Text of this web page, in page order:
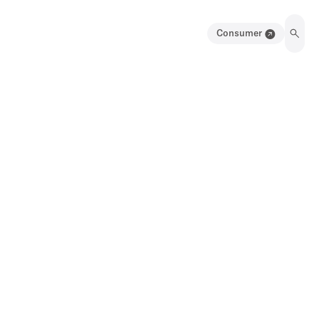
Consumer